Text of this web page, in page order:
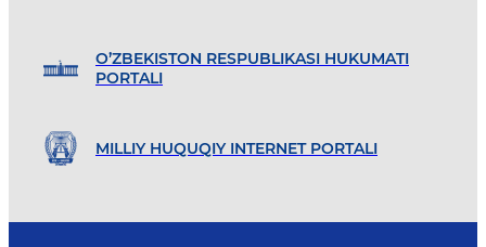
O’ZBEKISTON RESPUBLIKASI HUKUMATI
PORTALI
MILLIY HUQUQIY INTERNET PORTALI